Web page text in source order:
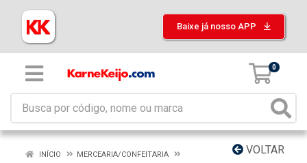
Baixe já nosso APP
0
VOLTAR
INÍCIO
MERCEARIA/CONFEITARIA